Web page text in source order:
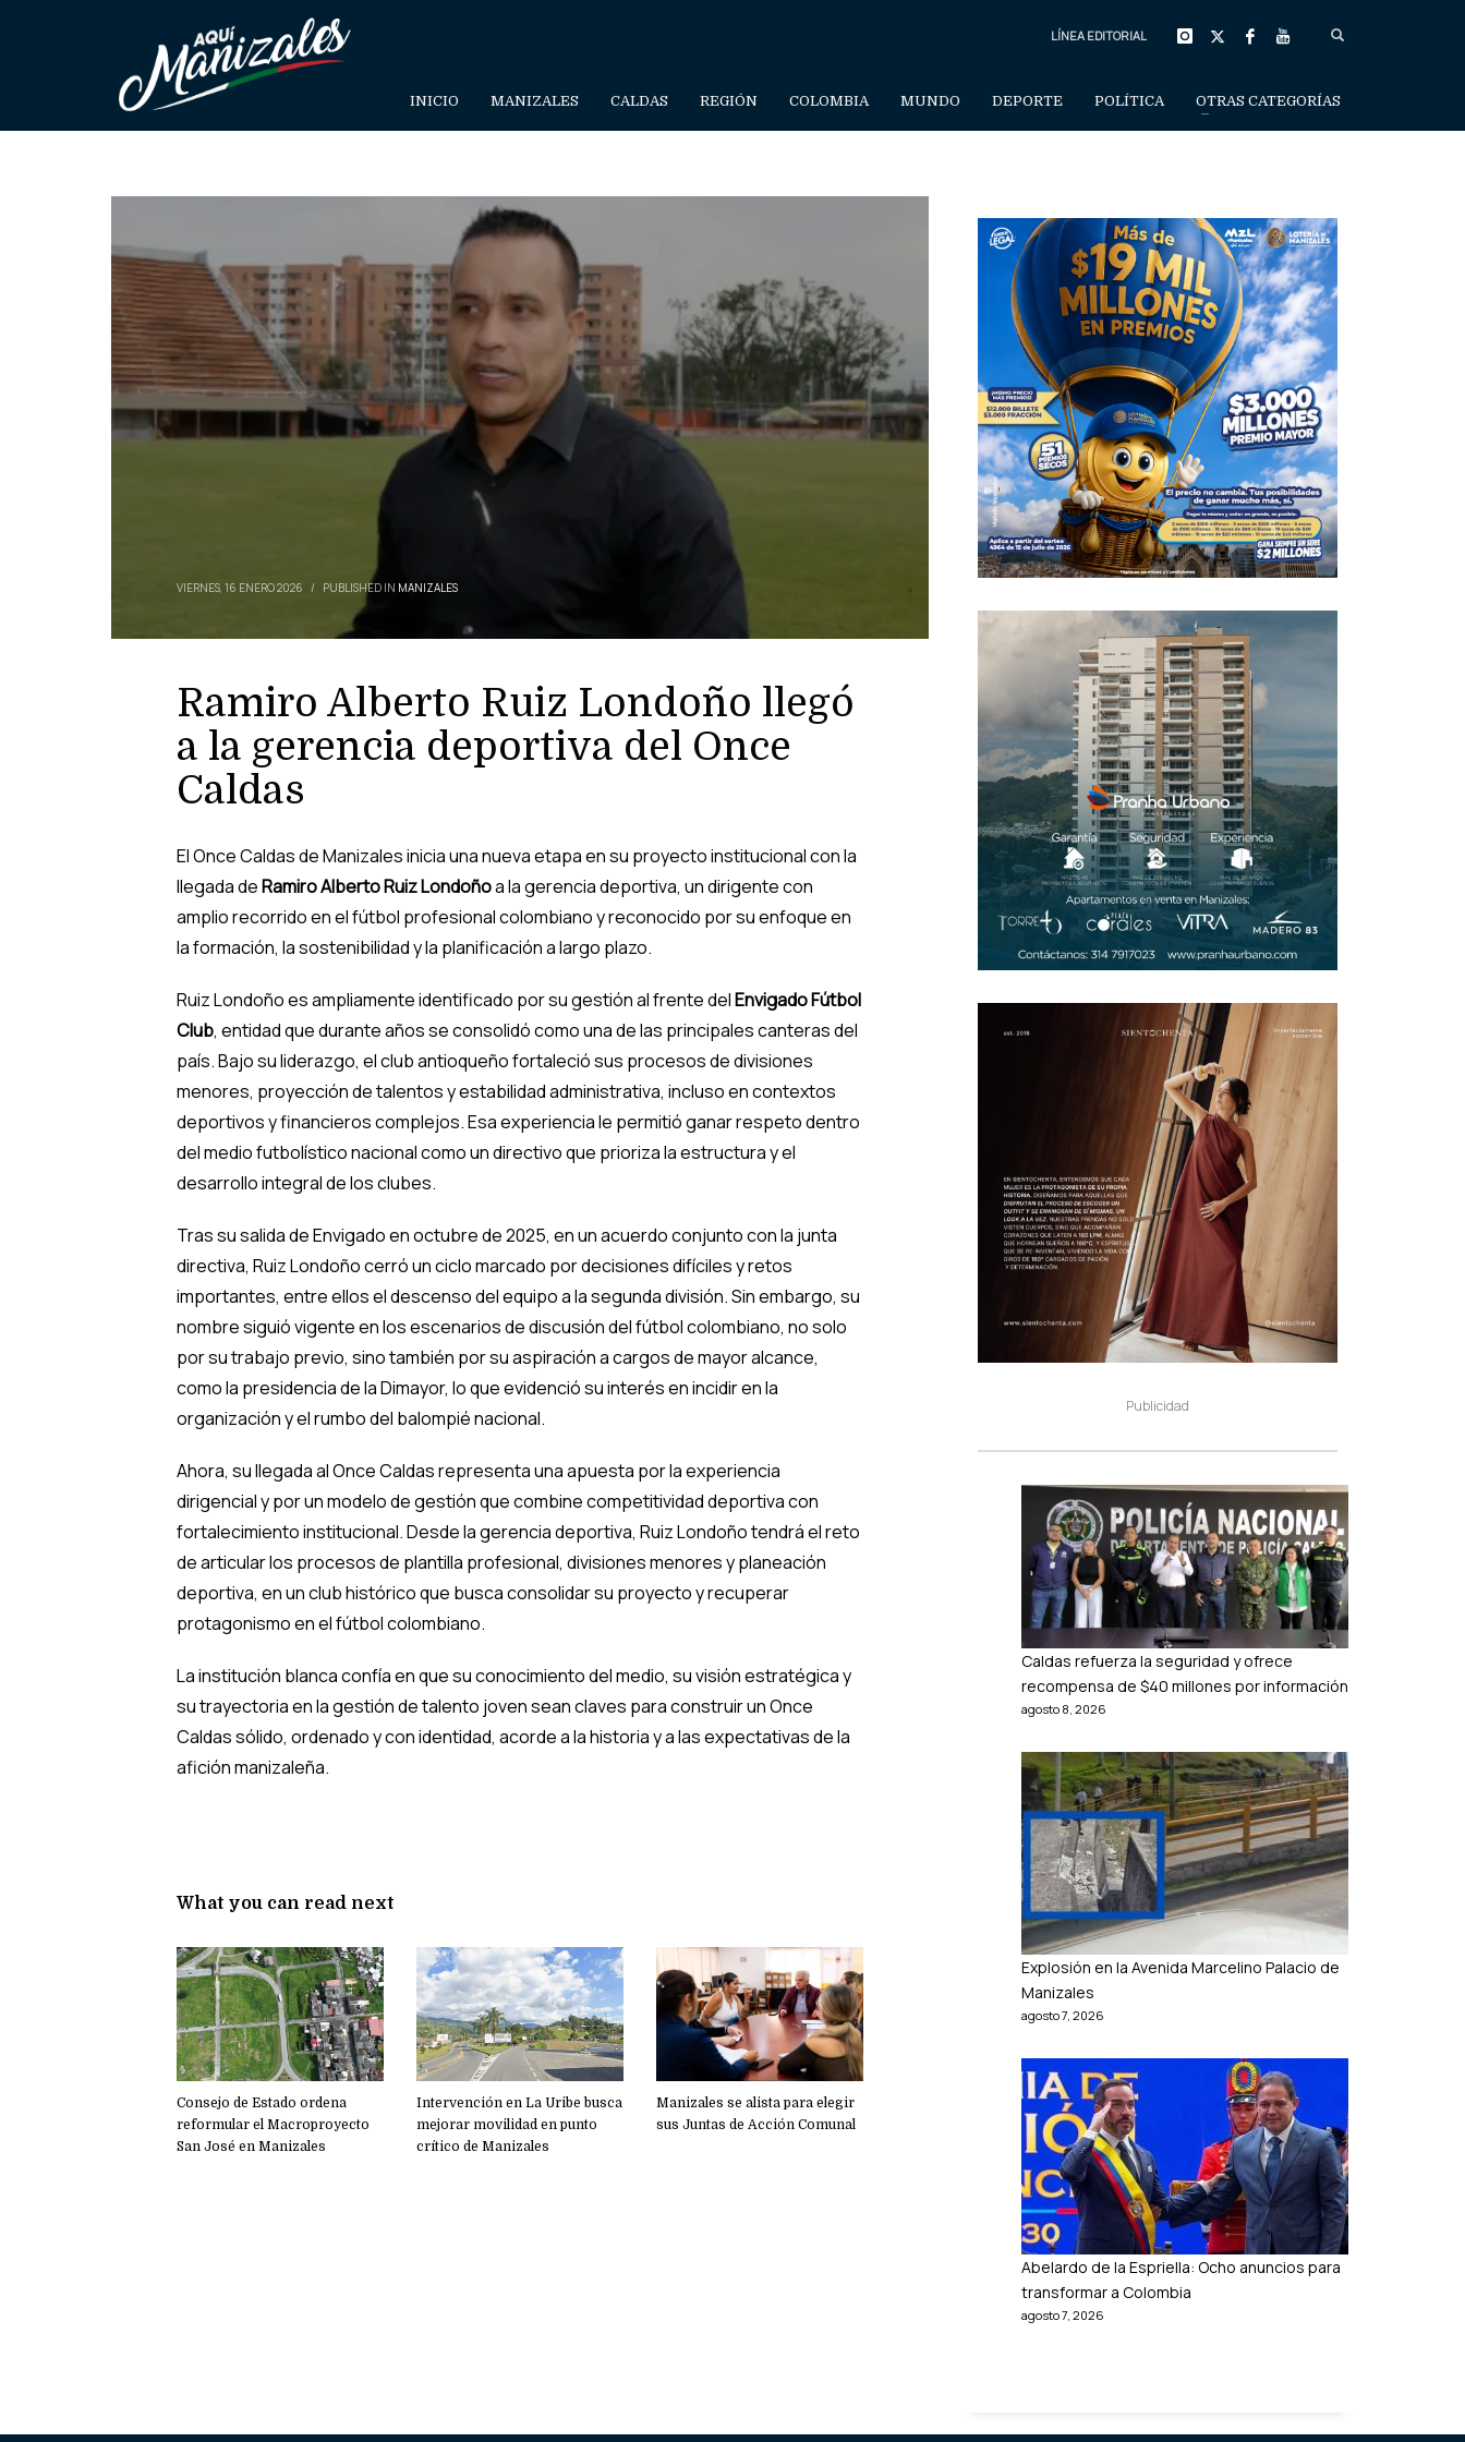
LÍNEA EDITORIAL
INICIO MANIZALES CALDAS REGIÓN COLOMBIA MUNDO DEPORTE POLÍTICA OTRAS CATEGORÍAS
VIERNES, 16 ENERO 2026 / PUBLISHED IN MANIZALES
Ramiro Alberto Ruiz Londoño llegó
a la gerencia deportiva del Once
Caldas
El Once Caldas de Manizales inicia una nueva etapa en su proyecto institucional con la
llegada deRamiro Alberto Ruiz Londoñoa la gerencia deportiva, un dirigente con
amplio recorrido en el fútbol profesional colombiano y reconocido por su enfoque en
la formación, la sostenibilidad y la planificación a largo plazo.
Ruiz Londoño es ampliamente identificado por su gestión al frente delEnvigado Fútbol
Club, entidad que durante años se consolidó como una de las principales canteras del
país. Bajo su liderazgo, el club antioqueño fortaleció sus procesos de divisiones
menores, proyección de talentos y estabilidad administrativa, incluso en contextos
deportivos y financieros complejos. Esa experiencia le permitió ganar respeto dentro
del medio futbolístico nacional como un directivo que prioriza la estructura y el
desarrollo integral de los clubes.
Tras su salida de Envigado en octubre de 2025, en un acuerdo conjunto con la junta
directiva, Ruiz Londoño cerró un ciclo marcado por decisiones difíciles y retos
importantes, entre ellos el descenso del equipo a la segunda división. Sin embargo, su
nombre siguió vigente en los escenarios de discusión del fútbol colombiano, no solo
por su trabajo previo, sino también por su aspiración a cargos de mayor alcance,
como la presidencia de la Dimayor, lo que evidenció su interés en incidir en la
organización y el rumbo del balompié nacional.
Ahora, su llegada al Once Caldas representa una apuesta por la experiencia
dirigencial y por un modelo de gestión que combine competitividad deportiva con
fortalecimiento institucional. Desde la gerencia deportiva, Ruiz Londoño tendrá el reto
de articular los procesos de plantilla profesional, divisiones menores y planeación
deportiva, en un club histórico que busca consolidar su proyecto y recuperar
protagonismo en el fútbol colombiano.
La institución blanca confía en que su conocimiento del medio, su visión estratégica y
su trayectoria en la gestión de talento joven sean claves para construir un Once
Caldas sólido, ordenado y con identidad, acorde a la historia y a las expectativas de la
afición manizaleña.
What you can read next
Consejo de Estado ordena
reformular el Macroproyecto
San José en Manizales
Intervención en La Uribe busca
mejorar movilidad en punto
crítico de Manizales
Manizales se alista para elegir
sus Juntas de Acción Comunal
Publicidad
Caldas refuerza la seguridad y ofrece
recompensa de $40 millones por información
agosto 8, 2026
Explosión en la Avenida Marcelino Palacio de
Manizales
agosto 7, 2026
Abelardo de la Espriella: Ocho anuncios para
transformar a Colombia
agosto 7, 2026